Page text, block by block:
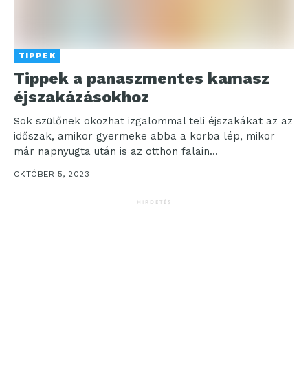
TIPPEK
Tippek a panaszmentes kamasz
éjszakázásokhoz
Sok szülőnek okozhat izgalommal teli éjszakákat az az
időszak, amikor gyermeke abba a korba lép, mikor
már napnyugta után is az otthon falain...
OKTÓBER 5, 2023
HIRDETÉS